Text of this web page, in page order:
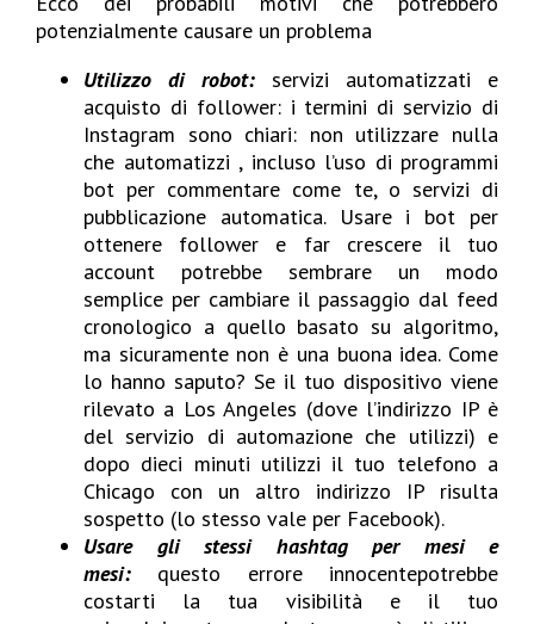
potenzialmente causare un problema
Utilizzo di robot: servizi automatizzati e
acquisto di follower: i termini di servizio di
Instagram sono chiari: non utilizzare nulla
che automatizzi , incluso l’uso di programmi
bot per commentare come te, o servizi di
pubblicazione automatica. Usare i bot per
ottenere follower e far crescere il tuo
account potrebbe sembrare un modo
semplice per cambiare il passaggio dal feed
cronologico a quello basato su algoritmo,
ma sicuramente non è una buona idea. Come
lo hanno saputo? Se il tuo dispositivo viene
rilevato a Los Angeles (dove l’indirizzo IP è
del servizio di automazione che utilizzi) e
dopo dieci minuti utilizzi il tuo telefono a
Chicago con un altro indirizzo IP risulta
sospetto (lo stesso vale per Facebook).
Usare gli stessi hashtag per mesi e
mesi: questo errore innocentepotrebbe
costarti la tua visibilità e il tuo